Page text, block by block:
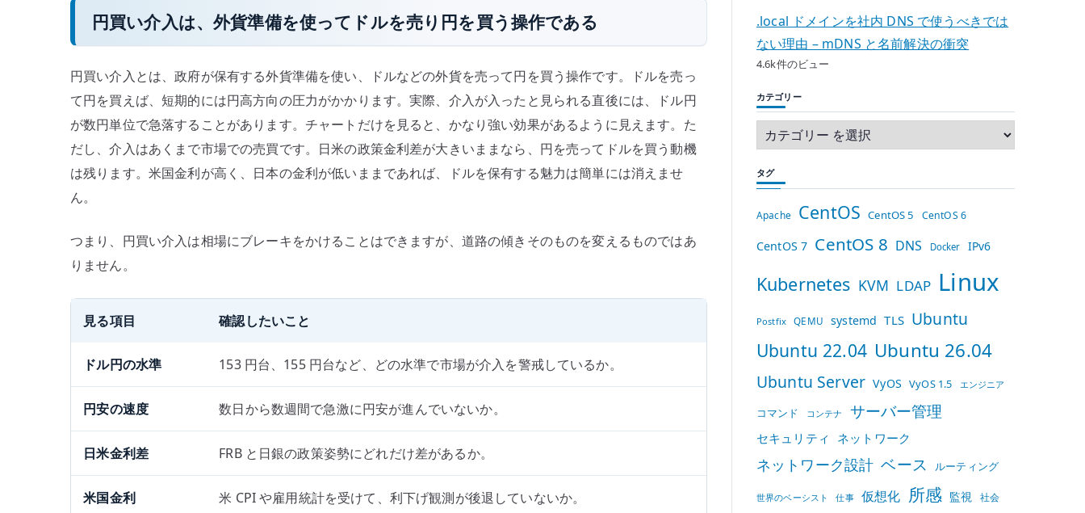
円買い介入は、外貨準備を使ってドルを売り円を買う操作である
円買い介入とは、政府が保有する外貨準備を使い、ドルなどの外貨を売って円を買う操作です。ドルを売っ
て円を買えば、短期的には円高方向の圧力がかかります。実際、介入が入ったと見られる直後には、ドル円
が数円単位で急落することがあります。チャートだけを見ると、かなり強い効果があるように見えます。た
だし、介入はあくまで市場での売買です。日米の政策金利差が大きいままなら、円を売ってドルを買う動機
は残ります。米国金利が高く、日本の金利が低いままであれば、ドルを保有する魅力は簡単には消えませ
ん。
つまり、円買い介入は相場にブレーキをかけることはできますが、道路の傾きそのものを変えるものではあ
りません。
見る項目 確認したいこと
ドル円の水準 153 円台、155 円台など、どの水準で市場が介入を警戒しているか。
円安の速度 数日から数週間で急激に円安が進んでいないか。
日米金利差 FRB と日銀の政策姿勢にどれだけ差があるか。
米国金利 米 CPI や雇用統計を受けて、利下げ観測が後退していないか。
.local ドメインを社内 DNS で使うべきでは
ない理由 – mDNS と名前解決の衝突
4.6k件のビュー
カテゴリー
タグ
Apache CentOS CentOS 5 CentOS 6
CentOS 7 CentOS 8 DNS Docker IPv6
Kubernetes KVM LDAP Linux
Postfix QEMU systemd TLS Ubuntu
Ubuntu 22.04 Ubuntu 26.04
Ubuntu Server VyOS VyOS 1.5 エンジニア
コマンド コンテナ サーバー管理
セキュリティ ネットワーク
ネットワーク設計 ベース ルーティング
世界のベーシスト 仕事 仮想化 所感 監視 社会